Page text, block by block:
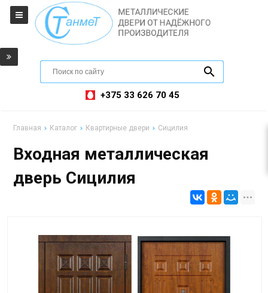
+375 33 626 70 45
Главная Каталог Квартирные двери Сицилия
Входная металлическая
дверь Сицилия